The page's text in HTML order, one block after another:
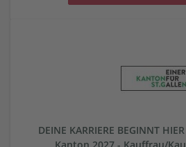
DEINE KARRIERE BEGINNT
Kanton 2027 - Kauffrau/